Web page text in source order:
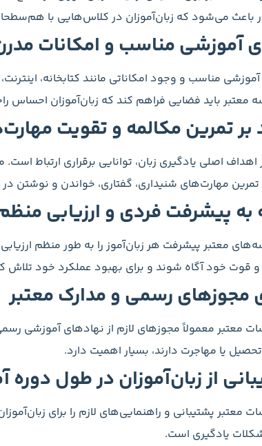
باعث می‌شود که زبان‌آموزان در کلاس‌هایی با
آموزشی مناسب و امکانات
مناسب و وجود امکاناتی مانند کتابخانه،
معتبر باید فضایی فراهم کند که زبان‌آموزان احساس
بر تمرین مکالمه و تقویت
اهداف اصلی یادگیری زبان، توانایی برقراری ارتباط
تمرین مهارت‌های شنیداری، گفتاری، خواندن و نوشتن
به پیشرفت فردی و ارزیابی
معتبر پیشرفت هر زبان‌آموز را به طور منظم
خود آگاه شوند و برای بهبود عملکرد خود تلاش
مجوزهای رسمی و مدارک معتبر
معتبر معمولاً مجوزهای لازم از نهادهای آموزشی
یا مهاجرت دارند، بسیار اهمیت دارد.
از زبان‌آموزان در طول
معتبر پشتیبانی و راهنمایی‌های لازم را برای
یادگیری است.